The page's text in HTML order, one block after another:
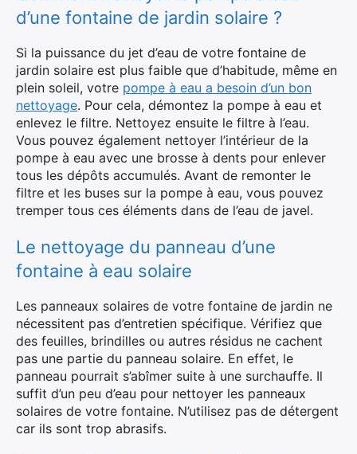
d’une fontaine de jardin solaire ?
Si la puissance du jet d’eau de votre fontaine de
jardin solaire est plus faible que d’habitude, même en
plein soleil, votre pompe à eau a besoin d’un bon
nettoyage. Pour cela, démontez la pompe à eau et
enlevez le filtre. Nettoyez ensuite le filtre à l’eau.
Vous pouvez également nettoyer l’intérieur de la
pompe à eau avec une brosse à dents pour enlever
tous les dépôts accumulés. Avant de remonter le
filtre et les buses sur la pompe à eau, vous pouvez
tremper tous ces éléments dans de l’eau de javel.
Le nettoyage du panneau d’une
fontaine à eau solaire
Les panneaux solaires de votre fontaine de jardin ne
nécessitent pas d’entretien spécifique. Vérifiez que
des feuilles, brindilles ou autres résidus ne cachent
pas une partie du panneau solaire. En effet, le
panneau pourrait s’abîmer suite à une surchauffe. Il
suffit d’un peu d’eau pour nettoyer les panneaux
solaires de votre fontaine. N’utilisez pas de détergent
car ils sont trop abrasifs.